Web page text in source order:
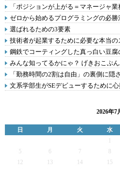
「ポジションが上がる＝マネージャ
ゼロから始めるプログラミングの必勝
選ばれるための3要素
技術者が起業するために必要な本当の
鋼鉄でコーティングした真っ白い豆
みんな知ってるかにゃ？ げきおこぷ
「勤務時間の2割は自由」の裏側に隠
文系学部生がSEデビューするために
2026年7
日 月 火 水
5
6 7
12
13 14 15